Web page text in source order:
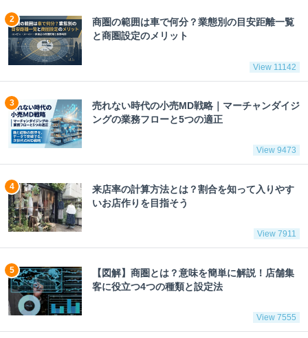
商圏の範囲は車で何分？業態別の目安距離一覧
と商圏設定のメリット
View 11142
売れない時代の小売MD戦略｜マーチャンダイジ
ングの業務フローと5つの適正
View 9473
来店率の計算方法とは？割合を知って入りやす
いお店作りを目指そう
View 7911
【図解】商圏とは？意味を簡単に解説！店舗集
客に役立つ4つの種類と設定法
View 7555